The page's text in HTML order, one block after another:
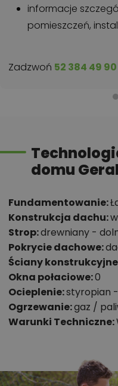
informacje
pomieszczeń,
Zadzwoń 52 384 49 90
domu
Fundamentowanie:
Konstrukcja dachu:
Strop:drewniany -
Pokrycie dachowe:
Ściany
Okna połaciowe:0
Ocieplenie:styropian
Ogrzewanie:gaz /
Warunki Techniczne: